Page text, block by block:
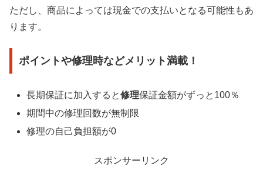
ただし、商品によっては現金での支払いとなる可能性もあ
ります。
ポイントや修理時などメリット満載！
長期保証に加入すると修理保証金額がずっと100％
期間中の修理回数が無制限
修理の自己負担額が0
スポンサーリンク